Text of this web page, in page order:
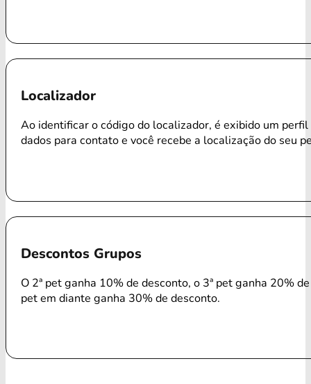
Localizador
Ao identificar o código do localizador, é exibido um perfil
dados para contato e você recebe a localização do seu
Descontos Grupos
O 2ª pet ganha 10% de desconto, o 3ª pet ganha 20%
pet em diante ganha 30% de desconto.